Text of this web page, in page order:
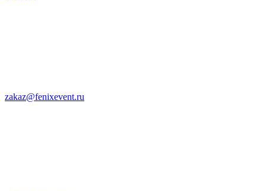
zakaz@fenixevent.ru